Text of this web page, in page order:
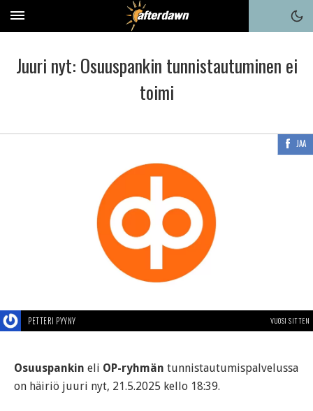
Juuri nyt: Osuuspankin tunnistautuminen ei
toimi
JAA
PETTERI PYYNY VUOSI SITTEN
Osuuspankin eli OP-ryhmän tunnistautumispalvelussa
on häiriö juuri nyt, 21.5.2025 kello 18:39.